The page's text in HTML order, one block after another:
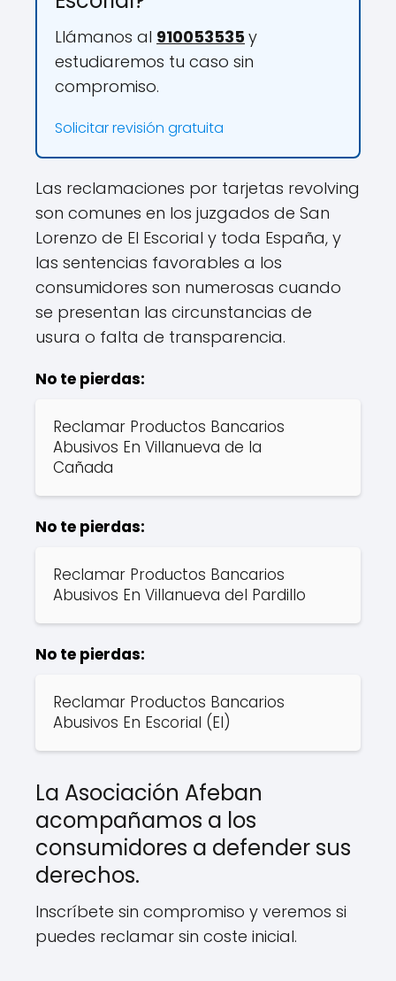
Llámanos al 910053535y
estudiaremos tu caso sin
compromiso.
Solicitar revisión gratuita
Las reclamaciones por tarjetas revolving
son comunes en los juzgados de San
Lorenzo de El Escorial y toda España, y
las sentencias favorables a los
consumidores son numerosas cuando
se presentan las circunstancias de
usura o falta de transparencia.
No te pierdas:
Reclamar Productos Bancarios
Abusivos En Villanueva de la
Cañada
No te pierdas:
Reclamar Productos Bancarios
Abusivos En Villanueva del Pardillo
No te pierdas:
Reclamar Productos Bancarios
Abusivos En Escorial (El)
La Asociación Afeban
acompañamos a los
consumidores a defender sus
derechos.
Inscríbete sin compromiso y veremos si
puedes reclamar sin coste inicial.